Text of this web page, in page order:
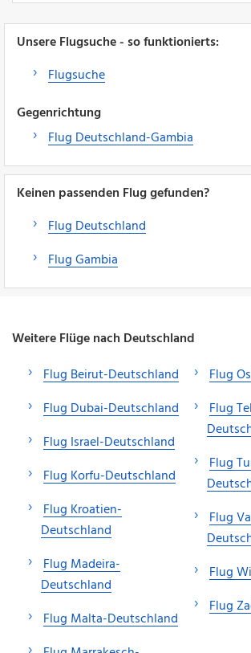
Unsere Flugsuche - so funktionierts:
Flugsuche
Gegenrichtung
Flug Deutschland-Gambia
Keinen passenden Flug gefunden?
Flug Deutschland
Flug Gambia
Weitere Flüge nach Deutschland
Flug Beirut-Deutschland
Flug Dubai-Deutschland
Flug Israel-Deutschland
Flug Korfu-Deutschland
Flug Kroatien-
Deutschland
Flug Madeira-
Deutschland
Flug Malta-Deutschland
Flug
Flug
Flug
Flug
Flug
Flug